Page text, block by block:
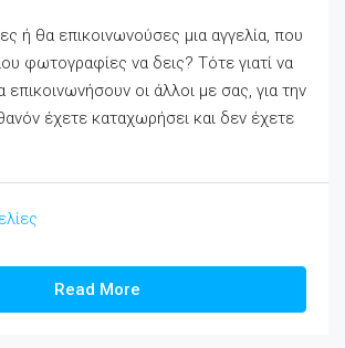
ή θα επικοινωνούσες μια αγγελία, που
φωτογραφίες να δεις? Τότε γιατί να
οι άλλοι με σας, για την
έχετε καταχωρήσει και δεν έχετε
Read More